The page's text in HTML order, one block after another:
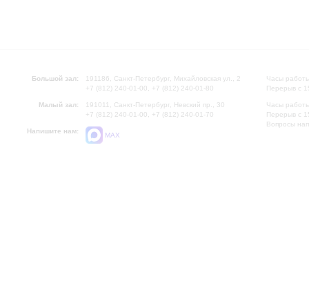
Большой зал:
191186, Санкт-Петербург, Михайловская ул., 2
+7 (812) 240-01-00, +7 (812) 240-01-80
Малый зал:
191011, Санкт-Петербург, Невский пр., 30
+7 (812) 240-01-00, +7 (812) 240-01-70
Напишите нам:
MAX
Часы
Перерыв с
Часы
Перерыв с
Вопросы